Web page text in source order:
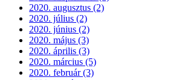
2020. augusztus (2)
2020. július (2)
2020. június (2)
2020. május (3)
2020. április (3)
2020. március (5)
2020. február (3)